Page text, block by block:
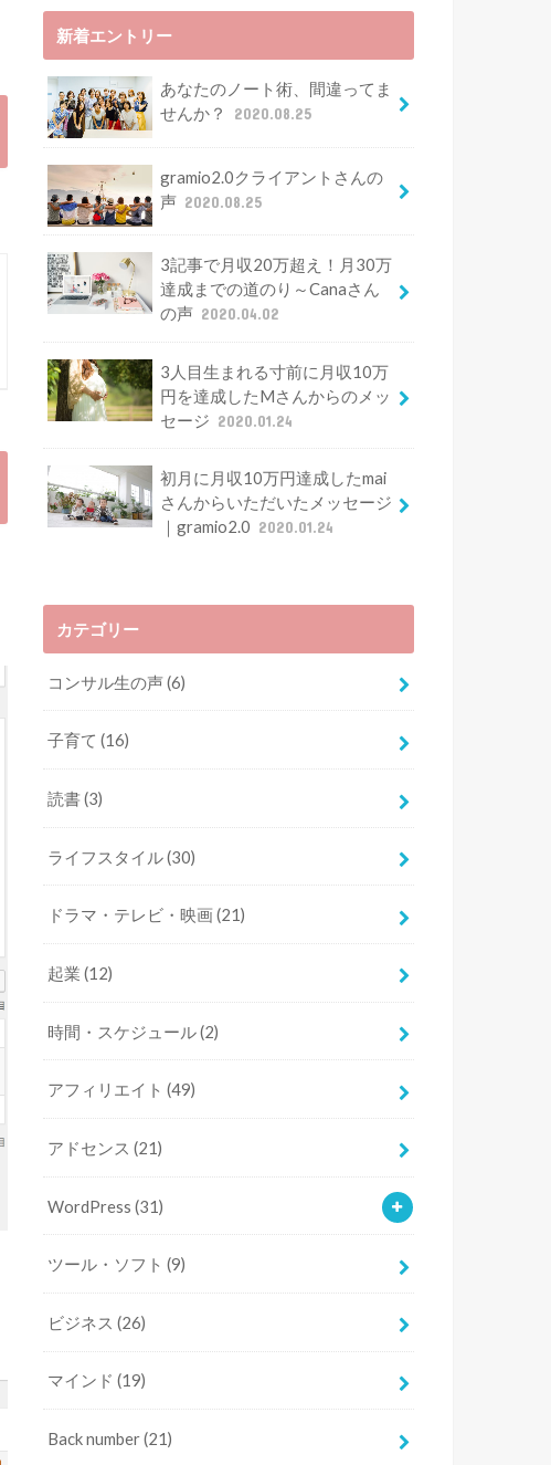
新着エントリー
あなたのノート術、間違ってま
せんか？
2020.08.25
gramio2.0クライアントさんの
声 2020.08.25
3記事で月収20万超え！月30万
達成までの道のり～Canaさん
の声 2020.04.02
3人目生まれる寸前に月収10万
円を達成したMさんからのメッ
セージ 2020.01.24
初月に月収10万円達成したmai
さんからいただいたメッセージ
｜gramio2.0 2020.01.24
カテゴリー
コンサル生の声(6)
子育て(16)
読書(3)
ライフスタイル(30)
ドラマ・テレビ・映画(21)
起業(12)
時間・スケジュール(2)
アフィリエイト(49)
アドセンス(21)
WordPress(31)
ツール・ソフト(9)
ビジネス(26)
マインド(19)
Back number(21)